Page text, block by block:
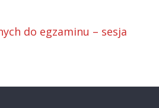
do egzaminu – sesja